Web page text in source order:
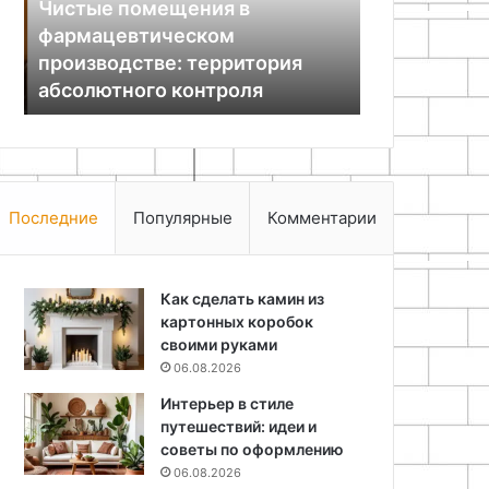
контроля
Чистые помещения в
фармацевтическом
производстве: территория
абсолютного контроля
руками
Как
Последние Популярные Комментарии
Как сделать камин из
картонных коробок
своими руками
06.08.2026
Интерьер в стиле
путешествий: идеи и
советы по оформлению
06.08.2026